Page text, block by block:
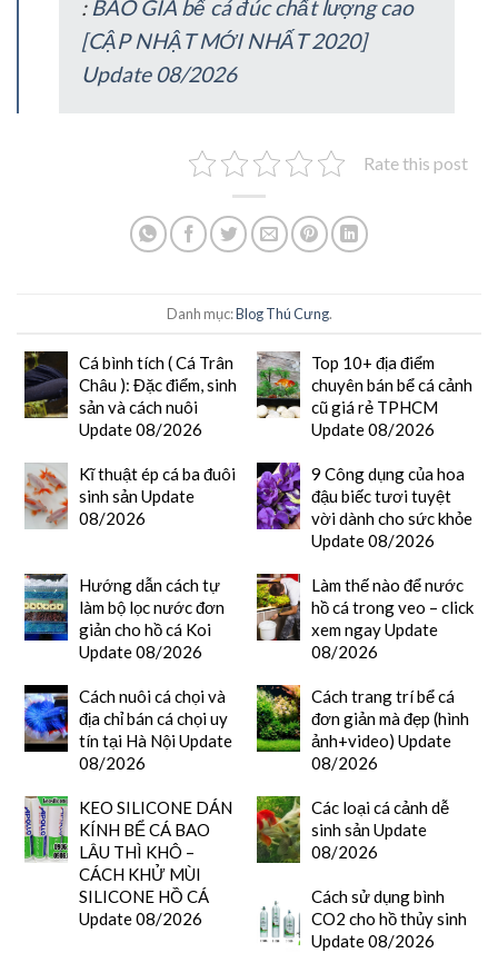
: BÁO GIÁ bể cá đúc chất lượng cao
[CẬP NHẬT MỚI NHẤT 2020]
Update 08/2026
Rate this post
Danh mục:Blog Thú Cưng.
Cá bình tích ( Cá Trân
Châu ): Đặc điểm, sinh
sản và cách nuôi
Update 08/2026
Top 10+ địa điểm
chuyên bán bể cá cảnh
cũ giá rẻ TPHCM
Update 08/2026
Kĩ thuật ép cá ba đuôi
sinh sản Update
08/2026
9 Công dụng của hoa
đậu biếc tươi tuyệt
vời dành cho sức khỏe
Update 08/2026
Hướng dẫn cách tự
làm bộ lọc nước đơn
giản cho hồ cá Koi
Update 08/2026
Làm thế nào để nước
hồ cá trong veo – click
xem ngay Update
08/2026
Cách nuôi cá chọi và
địa chỉ bán cá chọi uy
tín tại Hà Nội Update
08/2026
Cách trang trí bể cá
đơn giản mà đẹp (hình
ảnh+video) Update
08/2026
KEO SILICONE DÁN
KÍNH BỂ CÁ BAO
LÂU THÌ KHÔ –
CÁCH KHỬ MÙI
SILICONE HỒ CÁ
Update 08/2026
Các loại cá cảnh dễ
sinh sản Update
08/2026
Cách sử dụng bình
CO2 cho hồ thủy sinh
Update 08/2026